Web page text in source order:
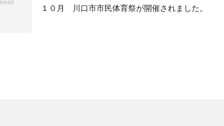
１０月 川口市市民体育祭が開催されまし